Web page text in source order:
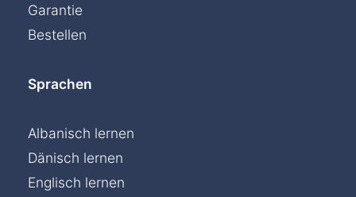
Garantie
Bestellen
Sprachen
Albanisch lernen
Dänisch lernen
Englisch lernen